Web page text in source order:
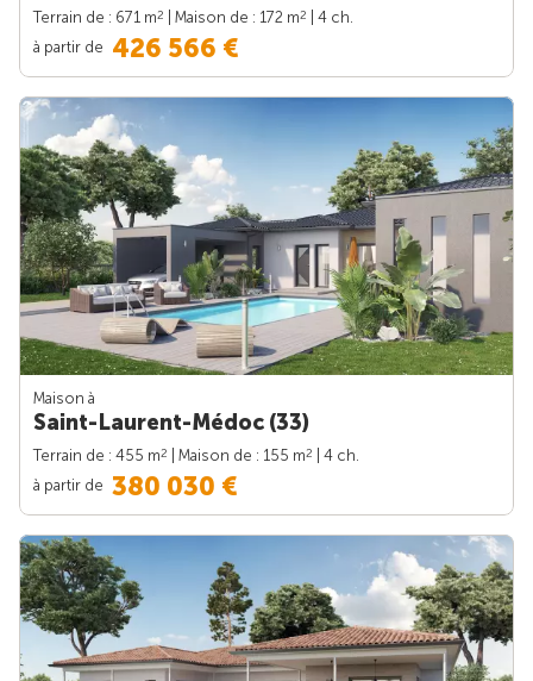
Terrain de : 671 m2 | Maison de : 172 m2
| 4 ch.
à partir de 426 566 €
Maison à
Saint-Laurent-Médoc (33)
Terrain de : 455 m2 | Maison de : 155 m2
| 4 ch.
à partir de 380 030 €